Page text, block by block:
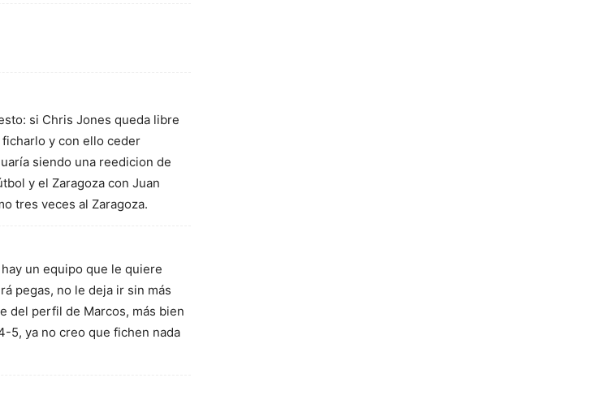
si Chris Jones queda libre
y con ello ceder
siendo una reedicion de
y el Zaragoza con Juan
tres veces al Zaragoza.
un equipo que le quiere
pegas, no le deja ir sin más
del perfil de Marcos, más bien
5, ya no creo que fichen nada